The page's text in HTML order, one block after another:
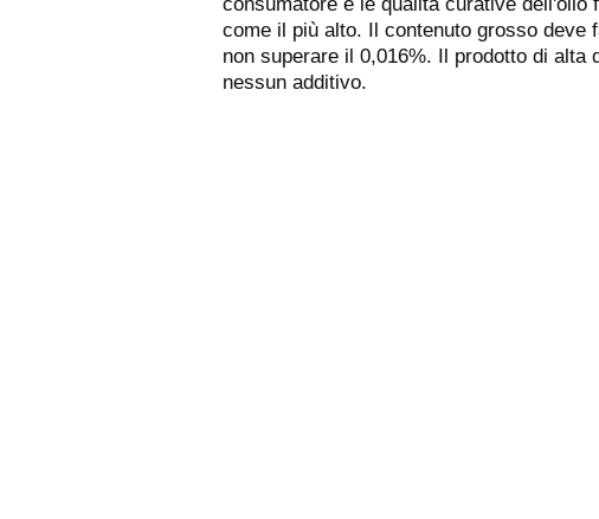
come il più alto. Il contenuto grosso deve
non superare il 0,016%. Il prodotto di
nessun additivo.